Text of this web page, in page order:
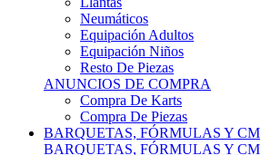
Neumáticos
Equipación Adultos
Equipación Niños
Resto De Piezas
ANUNCIOS DE COMPRA
Compra De Karts
Compra De Piezas
BARQUETAS, FÓRMULAS Y CM
BARQUETAS, FÓRMULAS Y CM